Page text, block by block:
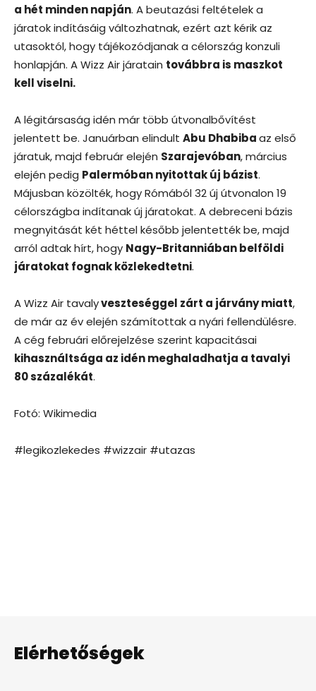
a hét minden napján. A beutazási feltételek a
járatok indításáig változhatnak, ezért azt kérik az
utasoktól, hogy tájékozódjanak a célország konzuli
honlapján. A Wizz Air járatain továbbra is maszkot
kell viselni.
A légitársaság idén már több útvonalbővítést
jelentett be. Januárban elindult Abu Dhabibaaz első
járatuk, majd február elején Szarajevóban, március
elején pedig Palermóban nyitottak új bázist.
Májusban közölték, hogy Rómából 32 új útvonalon 19
célországba indítanak új járatokat. A debreceni bázis
megnyitását két héttel később jelentették be, majd
arról adtak hírt, hogy Nagy-Britanniában belföldi
járatokat fognak közlekedtetni.
A Wizz Air tavalyveszteséggel zárt a járvány miatt,
de már az év elején számítottak a nyári fellendülésre.
A cég februári előrejelzése szerint kapacitásai
kihasználtsága az idén meghaladhatja a tavalyi
80 százalékát.
Fotó: Wikimedia
#legikozlekedes #wizzair #utazas
Elérhetőségek